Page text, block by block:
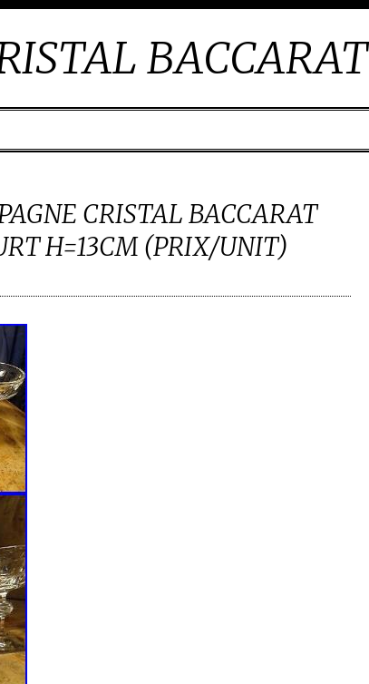
BACCARAT
CRISTAL BACCARAT
H=13CM (PRIX/UNIT)